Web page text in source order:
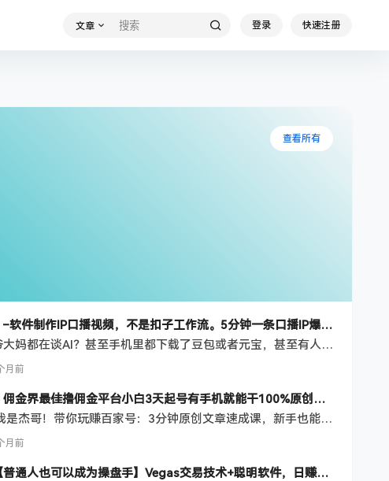
文章 登录 快速注册
查看所有
【AI智能体系列课程】–软件制作IP口播视频，不是扣子工作流。5分钟一条口播IP爆款视频，轻松起号，日入1000+
为什么现在连街边大爷大妈都在谈AI？甚至手机里都下载了豆包或者元宝，甚至有人都会和AI会话了。 这一点都不奇怪，这就是时代洪流袭来，普通老百姓的真实变化。 同时这不只是技术升级，而是普通人逆袭的黄金机会。有心人就会发现，AI领域确实是这个时代最大的风口，但很多人只看到热闹，没看清门道。 它不是少数极客的专属游戏，而是正在重塑每一个行业、每一个岗位的底层逻辑。 今天我们就来聊聊AI领域对于知识付费赛…
月前
【百家号自动撸佣金】佣金界最佳撸佣金平台小白3天起号有手机就能干100%原创长期稳定
项目介绍： 大家好，我是杰哥！带你玩赚百家号：3分钟原创文章速成课，新手也能日更爆文 在自媒体行业摸爬滚打5年，从0到1带出过300+学员，单账号日收益最高破2000。今天要给你拆解的，是我团队内测半年、成功率超90%的 「3分钟百家号原创文章速成法」——不用文笔、不用熬夜憋稿，每天抽3分钟，新手也能稳定产出平台推荐的原创内容，轻松搞定百家号转正和收益！ 为什么90%的人写原创文章都错了？ 你是不…
月前
海外美金操盘手技术【普通人也可以成为操盘手】Vegas交易技术+聪明软件，日赚50-100U